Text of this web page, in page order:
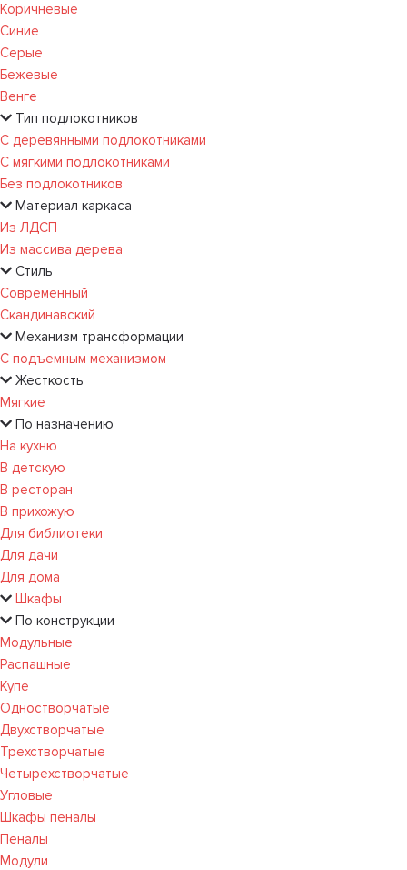
Коричневые
Синие
Серые
Бежевые
Венге
Тип подлокотников
С деревянными подлокотниками
С мягкими подлокотниками
Без подлокотников
Материал каркаса
Из ЛДСП
Из массива дерева
Стиль
Современный
Скандинавский
Механизм трансформации
С подъемным механизмом
Жесткость
Мягкие
По назначению
На кухню
В детскую
В ресторан
В прихожую
Для библиотеки
Для дачи
Для дома
Шкафы
По конструкции
Модульные
Распашные
Купе
Одностворчатые
Двухстворчатые
Трехстворчатые
Четырехстворчатые
Угловые
Шкафы пеналы
Пеналы
Модули